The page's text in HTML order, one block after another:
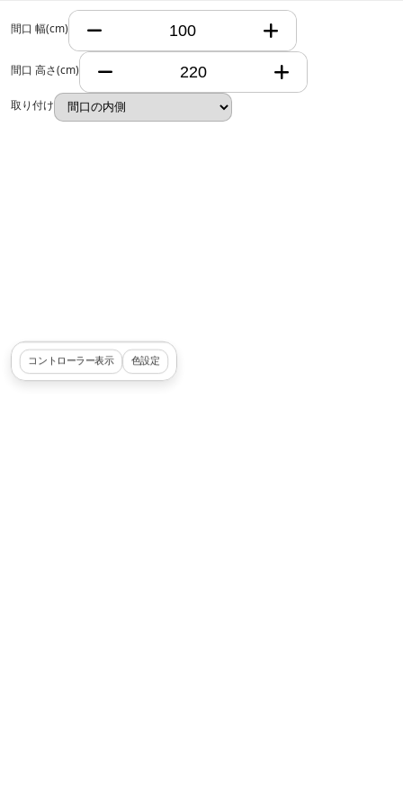
間口 幅(cm)
間口 高さ(cm)
取り付け
コントローラー表示 色設定